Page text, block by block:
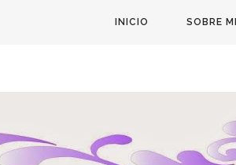
INICIO SOBRE MI